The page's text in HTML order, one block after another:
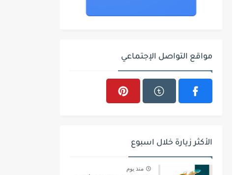
مواقع التواصل الإجتماعي
الأكثر زيارة خلال اسبوع
منذ يوم